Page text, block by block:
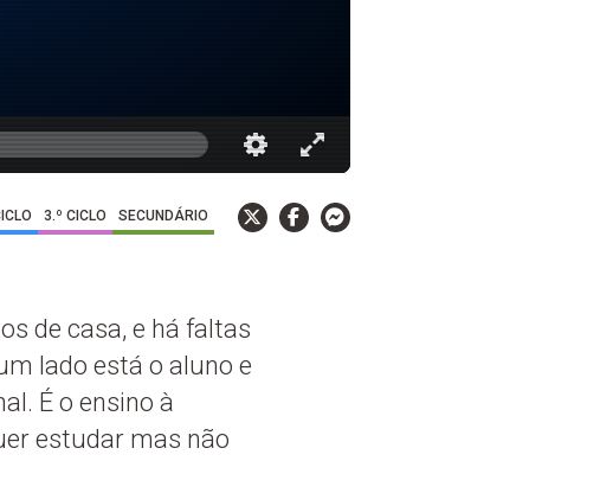
3.º CICLO SECUNDÁRIO
de casa, e há faltas
lado está o aluno e
É o ensino à
estudar mas não